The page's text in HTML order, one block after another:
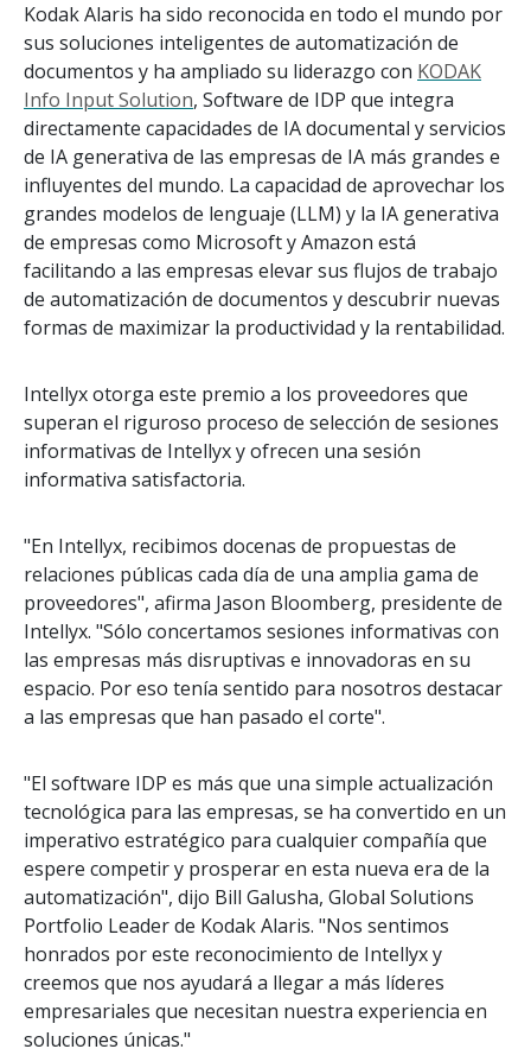
Kodak Alaris ha sido reconocida en todo el mundo por
sus soluciones inteligentes de automatización de
documentos y ha ampliado su liderazgo con KODAK
Info Input Solution, Software de IDP que integra
directamente capacidades de IA documental y servicios
de IA generativa de las empresas de IA más grandes e
influyentes del mundo. La capacidad de aprovechar los
grandes modelos de lenguaje (LLM) y la IA generativa
de empresas como Microsoft y Amazon está
facilitando a las empresas elevar sus flujos de trabajo
de automatización de documentos y descubrir nuevas
formas de maximizar la productividad y la rentabilidad.
Intellyx otorga este premio a los proveedores que
superan el riguroso proceso de selección de sesiones
informativas de Intellyx y ofrecen una sesión
informativa satisfactoria.
"En Intellyx, recibimos docenas de propuestas de
relaciones públicas cada día de una amplia gama de
proveedores", afirma Jason Bloomberg, presidente de
Intellyx. "Sólo concertamos sesiones informativas con
las empresas más disruptivas e innovadoras en su
espacio. Por eso tenía sentido para nosotros destacar
a las empresas que han pasado el corte".
"El software IDP es más que una simple actualización
tecnológica para las empresas, se ha convertido en un
imperativo estratégico para cualquier compañía que
espere competir y prosperar en esta nueva era de la
automatización", dijo Bill Galusha, Global Solutions
Portfolio Leader de Kodak Alaris. "Nos sentimos
honrados por este reconocimiento de Intellyx y
creemos que nos ayudará a llegar a más líderes
empresariales que necesitan nuestra experiencia en
soluciones únicas."